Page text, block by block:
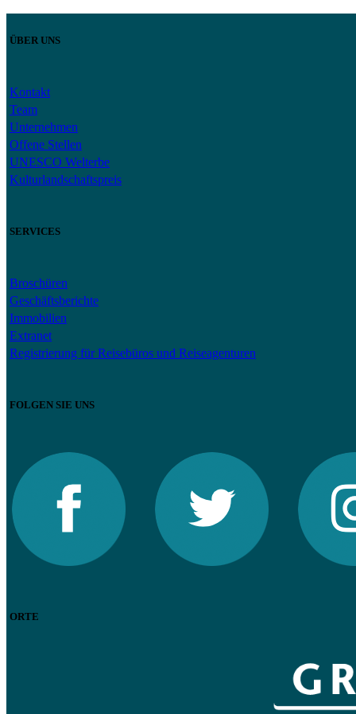
ÜBER UNS
Kontakt
Team
Unternehmen
Offene Stellen
UNESCO Welterbe
Kulturlandschaftspreis
SERVICES
Broschüren
Geschäftsberichte
Immobilien
Extranet
Registrierung für Reisebüros und Reiseagenturen
FOLGEN SIE UNS
ORTE